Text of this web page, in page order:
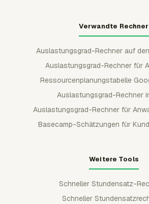
Verwandte Rechner
Auslastungsgrad-Rechner auf
Auslastungsgrad-Rechner für
Ressourcenplanungstabelle
Auslastungsgrad-Rechner
Auslastungsgrad-Rechner für
Basecamp-Schätzungen für
Weitere Tools
Schneller Stundensatz-
Schneller